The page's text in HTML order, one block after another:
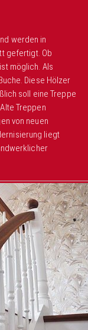
werden in
gefertigt. Ob
möglich. Als
Diese Hölzer
soll eine Treppe
Treppen
von neuen
liegt